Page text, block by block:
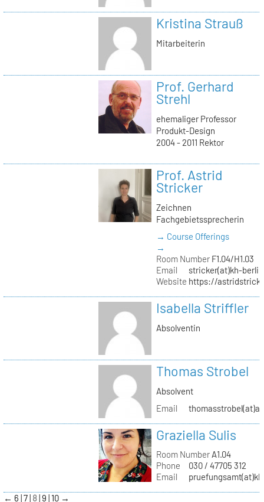
Kristina Strauß
Mitarbeiterin
Prof. Gerhard
Strehl
ehemaliger Professor
Produkt-Design
2004 - 2011 Rektor
Prof. Astrid
Stricker
Zeichnen
Fachgebietssprecherin
→ Course Offerings
→
Room NumberF1.04/H1.03
Email
stricker(at)kh-
Website https://
Isabella Striffler
Absolventin
Thomas Strobel
Absolvent
Email
Graziella Sulis
Room NumberA1.04
Phone
030 / 47705 312
Email
← 6 7 8 9 10 →